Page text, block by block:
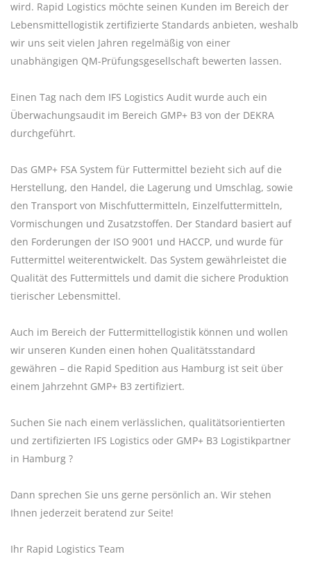
wird. Rapid Logistics möchte seinen Kunden im Bereich der
Lebensmittellogistik zertifizierte Standards anbieten, weshalb
wir uns seit vielen Jahren regelmäßig von einer
unabhängigen QM-Prüfungsgesellschaft bewerten lassen.
Einen Tag nach dem IFS Logistics Audit wurde auch ein
Überwachungsaudit im Bereich GMP+ B3 von der DEKRA
durchgeführt.
Das GMP+ FSA System für Futtermittel bezieht sich auf die
Herstellung, den Handel, die Lagerung und Umschlag, sowie
den Transport von Mischfuttermitteln, Einzelfuttermitteln,
Vormischungen und Zusatzstoffen. Der Standard basiert auf
den Forderungen der ISO 9001 und HACCP, und wurde für
Futtermittel weiterentwickelt. Das System gewährleistet die
Qualität des Futtermittels und damit die sichere Produktion
tierischer Lebensmittel.
Auch im Bereich der Futtermittellogistik können und wollen
wir unseren Kunden einen hohen Qualitätsstandard
gewähren – die Rapid Spedition aus Hamburg ist seit über
einem Jahrzehnt GMP+ B3 zertifiziert.
Suchen Sie nach einem verlässlichen, qualitätsorientierten
und zertifizierten IFS Logistics oder GMP+ B3 Logistikpartner
in Hamburg ?
Dann sprechen Sie uns gerne persönlich an. Wir stehen
Ihnen jederzeit beratend zur Seite!
Ihr Rapid Logistics Team